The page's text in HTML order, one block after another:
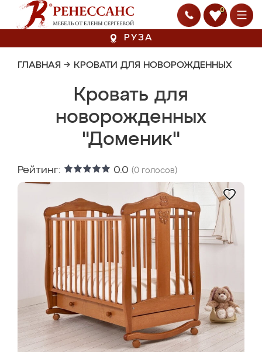
0
РУЗА
ГЛАВНАЯ → КРОВАТИ ДЛЯ НОВОРОЖДЕННЫХ
Кровать для
новорожденных
"Доменик"
Рейтинг: 0.0 (0 голосов)